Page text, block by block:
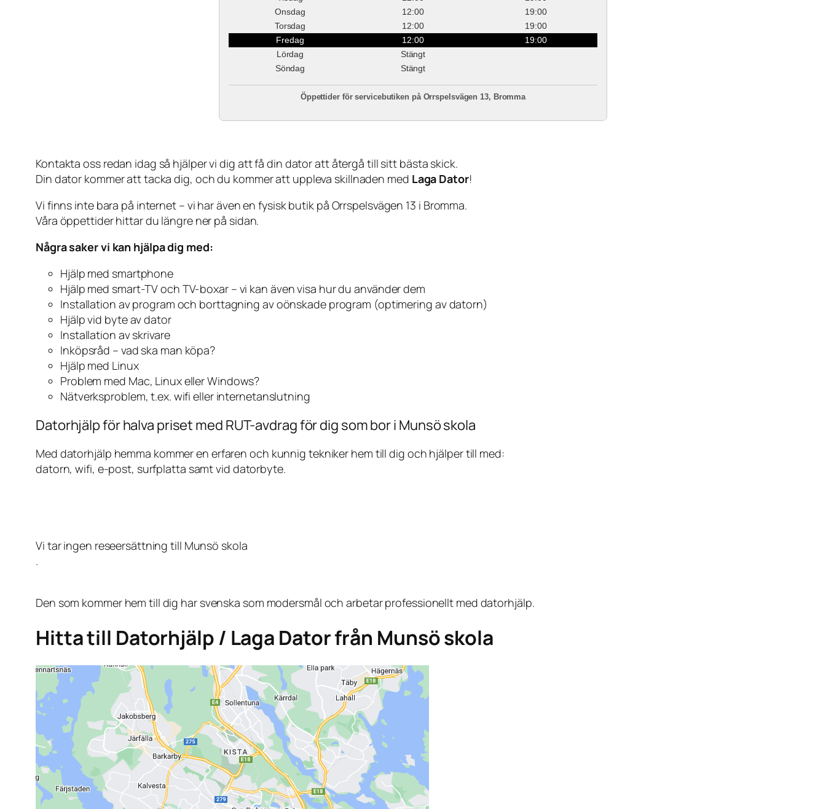
Onsdag
12:00
19:00
Torsdag
12:00
19:00
Fredag
12:00
19:00
Lördag
Stängt
Söndag
Stängt
Öppettider för servicebutiken på Orrspelsvägen 13, Bromma
Kontakta oss redan idag så hjälper vi dig att få din dator att återgå till sitt bästa skick.
Din dator kommer att tacka dig, och du kommer att uppleva skillnaden med Laga Dator!
Vi finns inte bara på internet – vi har även en fysisk butik på Orrspelsvägen 13 i Bromma.
Våra öppettider hittar du längre ner på sidan.
Några saker vi kan hjälpa dig med:
Hjälp med smartphone
Hjälp med smart-TV och TV-boxar – vi kan även visa hur du använder dem
Installation av program och borttagning av oönskade program (optimering av datorn)
Hjälp vid byte av dator
Installation av skrivare
Inköpsråd – vad ska man köpa?
Hjälp med Linux
Problem med Mac, Linux eller Windows?
Nätverksproblem, t.ex. wifi eller internetanslutning
Datorhjälp för halva priset med RUT-avdrag för dig som bor i Munsö skola
Med datorhjälp hemma kommer en erfaren och kunnig tekniker hem till dig och hjälper till med:
datorn, wifi, e-post, surfplatta samt vid datorbyte.
Vi tar ingen reseersättning till Munsö skola
.
Den som kommer hem till dig har svenska som modersmål och arbetar professionellt med datorhjälp.
Hitta till Datorhjälp / Laga Dator från Munsö skola